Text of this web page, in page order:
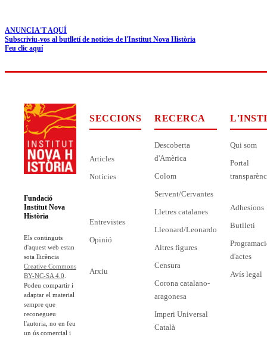
ANUNCIA'T AQUÍ
Subscriviu-vos al butlletí de notícies de l'Institut Nova Història
Feu clic aquí
Fundació
Institut Nova
Història
Els continguts
d'aquest web estan
sota llicència
Creative Commons
BY-NC-SA 4.0
Podeu compartir i
adaptar el material
sempre que
reconegueu
l'autoria, no en feu
un ús comercial i
SECCIONS
Articles
Notícies
Entrevistes
Opinió
Arxiu
RECERCA
Descoberta
d'Amèrica
Colom
Servent/Cervantes
Lletres catalanes
Lleonard/Leonardo
Altres figures
Censura
Corona catalano-
aragonesa
Imperi Universal
Català
Qui som
Portal
Adhesions
Butlletí
d'actes
Avís legal